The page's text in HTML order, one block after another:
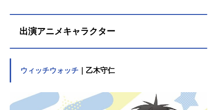
出演アニメキャラクター
ウィッチウォッチ ｜乙木守仁